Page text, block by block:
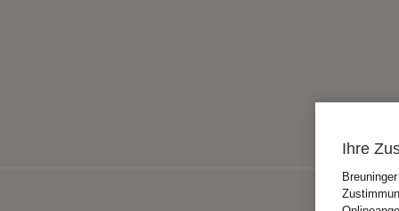
Ihre